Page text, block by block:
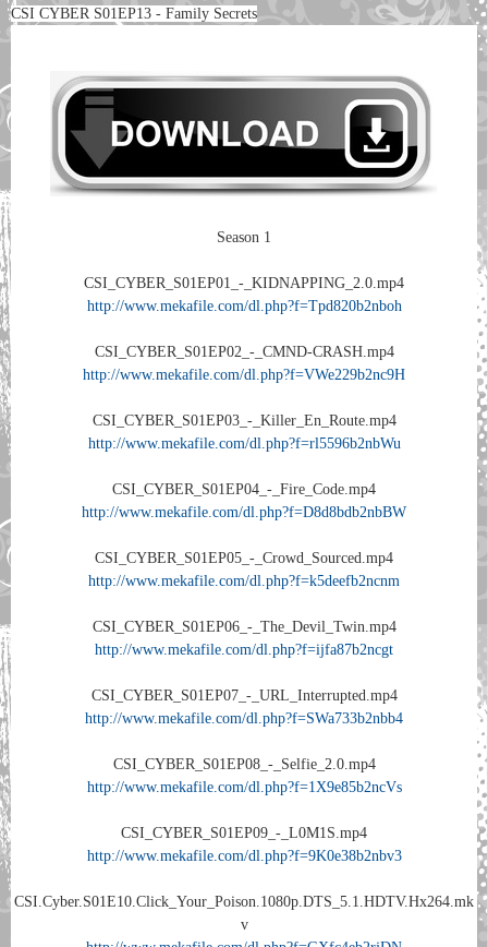
CSI CYBER S01EP13 - Family Secrets
Season 1
CSI_CYBER_S01EP01_-_KIDNAPPING_2.0.mp4
http://www.mekafile.com/dl.php?f=Tpd820b2nboh
CSI_CYBER_S01EP02_-_CMND-CRASH.mp4
http://www.mekafile.com/dl.php?f=VWe229b2nc9H
CSI_CYBER_S01EP03_-_Killer_En_Route.mp4
http://www.mekafile.com/dl.php?f=rl5596b2nbWu
CSI_CYBER_S01EP04_-_Fire_Code.mp4
http://www.mekafile.com/dl.php?f=D8d8bdb2nbBW
CSI_CYBER_S01EP05_-_Crowd_Sourced.mp4
http://www.mekafile.com/dl.php?f=k5deefb2ncnm
CSI_CYBER_S01EP06_-_The_Devil_Twin.mp4
http://www.mekafile.com/dl.php?f=ijfa87b2ncgt
CSI_CYBER_S01EP07_-_URL_Interrupted.mp4
http://www.mekafile.com/dl.php?f=SWa733b2nbb4
CSI_CYBER_S01EP08_-_Selfie_2.0.mp4
http://www.mekafile.com/dl.php?f=1X9e85b2ncVs
CSI_CYBER_S01EP09_-_L0M1S.mp4
http://www.mekafile.com/dl.php?f=9K0e38b2nbv3
CSI.Cyber.S01E10.Click_Your_Poison.1080p.DTS_5.1.HDTV.Hx264.mk
v